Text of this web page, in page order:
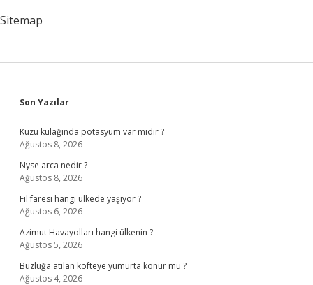
Sitemap
Sidebar
Son Yazılar
Kuzu kulağında potasyum var mıdır ?
Ağustos 8, 2026
Nyse arca nedir ?
Ağustos 8, 2026
Fil faresi hangi ülkede yaşıyor ?
Ağustos 6, 2026
Azimut Havayolları hangi ülkenin ?
Ağustos 5, 2026
Buzluğa atılan köfteye yumurta konur mu ?
Ağustos 4, 2026